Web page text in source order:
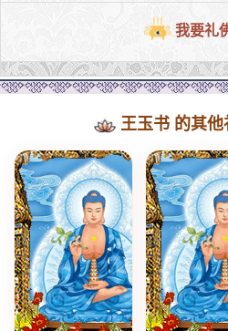
我要礼
王玉书 的其他